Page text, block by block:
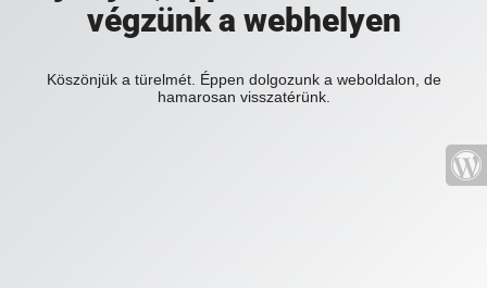
végzünk a webhelyen
Köszönjük a türelmét. Éppen dolgozunk a weboldalon, de
hamarosan visszatérünk.